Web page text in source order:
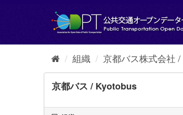
し
組織 京都バス株式会社
京都バス / Kyotobus